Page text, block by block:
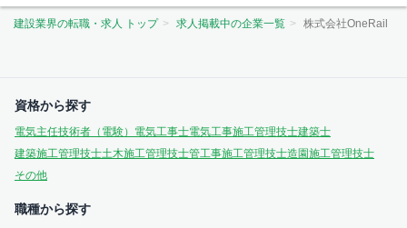
建設業界の転職・求人 トップ 求人掲載中の企業一覧 株式会社OneRail
資格から探す
電気主任技術者（電験） 電気工事士電気工事施工管理技士建築士
建築施工管理技士土木施工管理技士管工事施工管理技士造園施工管理技士
その他
職種から探す